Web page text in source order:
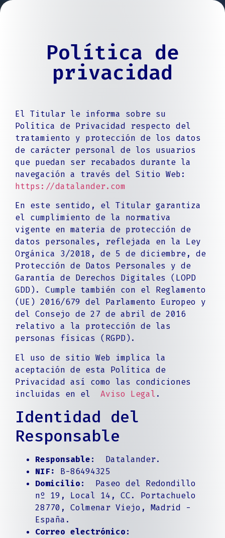
Política de
privacidad
El Titular le informa sobre su
Política de Privacidad respecto del
tratamiento y protección de los datos
de carácter personal de los usuarios
que puedan ser recabados durante la
navegación a través del Sitio Web:
https://datalander.com
En este sentido, el Titular garantiza
el cumplimiento de la normativa
vigente en materia de protección de
datos personales, reflejada en la Ley
Orgánica 3/2018, de 5 de diciembre, de
Protección de Datos Personales y de
Garantía de Derechos Digitales (LOPD
GDD). Cumple también con el Reglamento
(UE) 2016/679 del Parlamento Europeo y
del Consejo de 27 de abril de 2016
relativo a la protección de las
personas físicas (RGPD).
El uso de sitio Web implica la
aceptación de esta Política de
Privacidad así como las condiciones
incluidas en el Aviso Legal .
Identidad del
Responsable
Responsable:
Datalander.
NIF:
B-86494325
Domicilio:
Paseo del Redondillo
nº 19, Local 14, CC. Portachuelo
28770, Colmenar Viejo, Madrid -
España.
Correo electrónico: